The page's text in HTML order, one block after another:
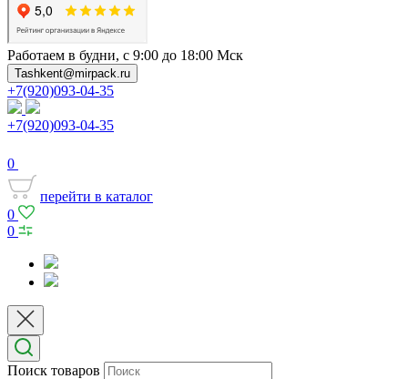
Работаем в будни, с 9:00 до 18:00 Мск
Tashkent@mirpack.ru
+7(920)093-04-35
+7(920)093-04-35
0
перейти в каталог
0
0
Поиск товаров